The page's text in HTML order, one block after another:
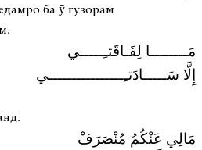
ба ӯ гузорам
مَــــــــا لِفَـاقَتـِـــــي
إِلَّا سَـــــادَتـِــــــــــــــــي
مَالِي عَنْكُمُ مُنْصَرَفْ